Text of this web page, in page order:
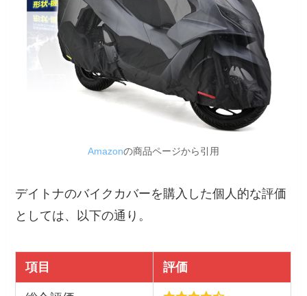
Amazonの商品ページから引用
デイトナのバイクカバーを購入した個人的な評価
としては、以下の通り。
項目 評価